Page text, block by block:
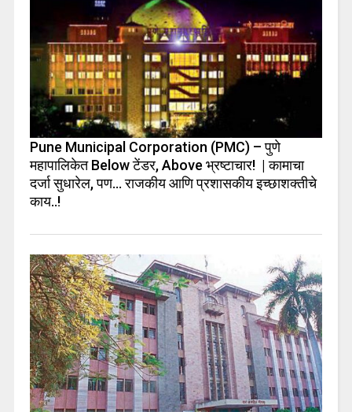
Pune Municipal Corporation (PMC) – पुणे
महापालिकेत Below टेंडर, Above भ्रष्टाचार! | कामाचा
दर्जा सुधारेल, पण… राजकीय आणि प्रशासकीय इच्छाशक्तीचे
काय..!